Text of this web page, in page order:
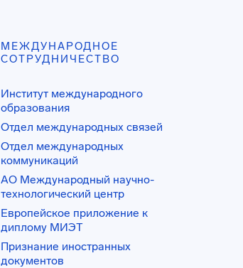
МЕЖДУНАРОДНОЕ
СОТРУДНИЧЕСТВО
Институт международного
образования
Отдел международных связей
Отдел международных
коммуникаций
АО Международный научно-
технологический центр
Европейское приложение к
диплому МИЭТ
Признание иностранных
документов